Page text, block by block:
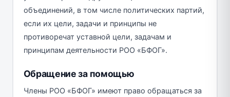
объединений, в том числе политических партий,
если их цели, задачи и принципы не
противоречат уставной цели, задачам и
принципам деятельности РОО «БФОГ».
Обращение за помощью
Члены РОО «БФОГ» имеют право обращаться за